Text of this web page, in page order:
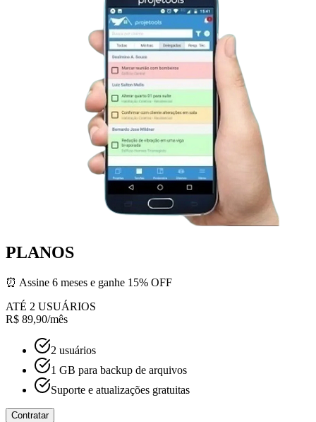
PLANOS
⏰ Assine 6 meses e ganhe 15% OFF
ATÉ 2 USUÁRIOS
R$ 89,90/mês
2 usuários
1 GB para backup de arquivos
Suporte e atualizações gratuitas
Contratar